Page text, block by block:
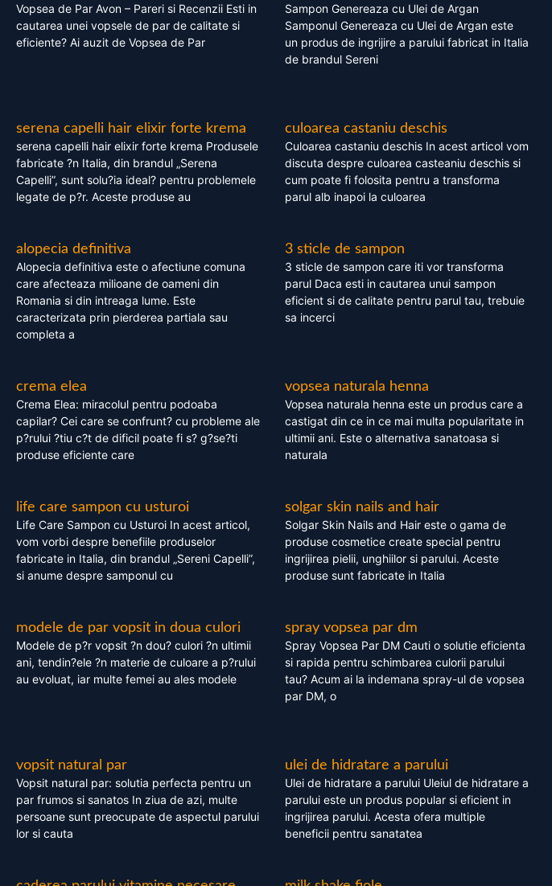
Vopsea de Par Avon – Pareri si Recenzii Esti in
cautarea unei vopsele de par de calitate si
eficiente? Ai auzit de Vopsea de Par
Sampon Genereaza cu Ulei de Argan
Samponul Genereaza cu Ulei de Argan este
un produs de ingrijire a parului fabricat in Italia
de brandul Sereni
serena capelli hair elixir forte krema
serena capelli hair elixir forte krema Produsele
fabricate ?n Italia, din brandul „Serena
Capelli”, sunt solu?ia ideal? pentru problemele
legate de p?r. Aceste produse au
culoarea castaniu deschis
Culoarea castaniu deschis In acest articol vom
discuta despre culoarea casteaniu deschis si
cum poate fi folosita pentru a transforma
parul alb inapoi la culoarea
alopecia definitiva
Alopecia definitiva este o afectiune comuna
care afecteaza milioane de oameni din
Romania si din intreaga lume. Este
caracterizata prin pierderea partiala sau
completa a
3 sticle de sampon
3 sticle de sampon care iti vor transforma
parul Daca esti in cautarea unui sampon
eficient si de calitate pentru parul tau, trebuie
sa incerci
crema elea
Crema Elea: miracolul pentru podoaba
capilar? Cei care se confrunt? cu probleme ale
p?rului ?tiu c?t de dificil poate fi s? g?se?ti
produse eficiente care
vopsea naturala henna
Vopsea naturala henna este un produs care a
castigat din ce in ce mai multa popularitate in
ultimii ani. Este o alternativa sanatoasa si
naturala
life care sampon cu usturoi
Life Care Sampon cu Usturoi In acest articol,
vom vorbi despre benefiile produselor
fabricate in Italia, din brandul „Sereni Capelli”,
si anume despre samponul cu
solgar skin nails and hair
Solgar Skin Nails and Hair este o gama de
produse cosmetice create special pentru
ingrijirea pielii, unghiilor si parului. Aceste
produse sunt fabricate in Italia
modele de par vopsit in doua culori
Modele de p?r vopsit ?n dou? culori ?n ultimii
ani, tendin?ele ?n materie de culoare a p?rului
au evoluat, iar multe femei au ales modele
spray vopsea par dm
Spray Vopsea Par DM Cauti o solutie eficienta
si rapida pentru schimbarea culorii parului
tau? Acum ai la indemana spray-ul de vopsea
par DM, o
vopsit natural par
Vopsit natural par: solutia perfecta pentru un
par frumos si sanatos In ziua de azi, multe
persoane sunt preocupate de aspectul parului
lor si cauta
ulei de hidratare a parului
Ulei de hidratare a parului Uleiul de hidratare a
parului este un produs popular si eficient in
ingrijirea parului. Acesta ofera multiple
beneficii pentru sanatatea